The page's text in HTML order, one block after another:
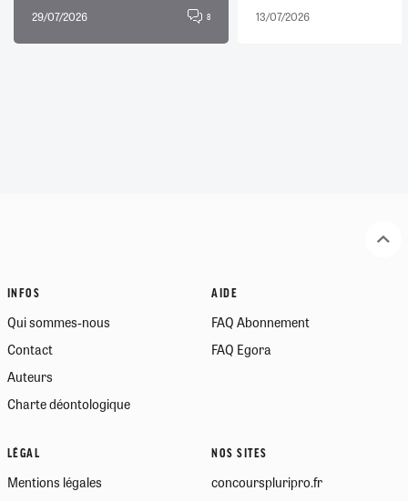
29/07/2026 8 13/07/2026
INFOS
Qui sommes-nous
Contact
Auteurs
Charte déontologique
AIDE
FAQ Abonnement
FAQ Egora
LÉGAL
Mentions légales
NOS SITES
concourspluripro.fr